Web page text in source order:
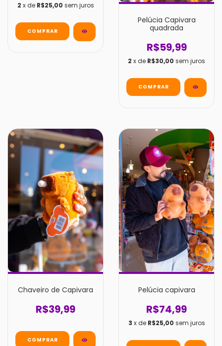
2 x de R$25,00 sem juros
COMPRAR
Pelúcia Capivara
quadrada
R$59,99
2 x de R$30,00 sem juros
Chaveiro de Capivara
R$39,99
Pelúcia capivara
R$74,99
3 x de R$25,00 sem juros